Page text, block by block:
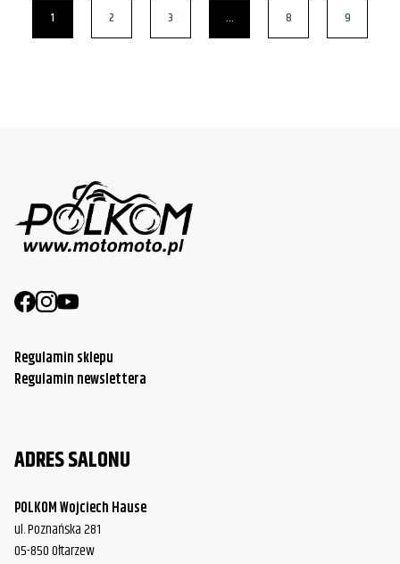
1 2 3 … 8 9
Regulamin sklepu
Regulamin newslettera
ADRES SALONU
POLKOM Wojciech Hause
ul. Poznańska 281
05-850 Ołtarzew